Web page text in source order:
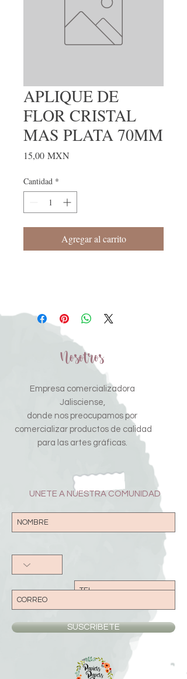
APLIQUE DE
FLOR CRISTAL
MAS PLATA 70MM
15,00 MXN
Cantidad *
Agregar al carrito
Nosotros
Empresa comercializadora
Jalisciense,
donde nos preocupamos por
comercializar productos de calidad
para las artes gráficas.
UNETE A NUESTRA COMUNIDAD
SUSCRIBETE